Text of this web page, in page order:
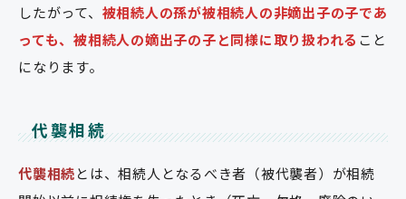
したがって、 被相続人の孫が被相続人の非嫡出子の子であ
っても、被相続人の嫡出子の子と同様に取り扱われる こと
になります。
代襲相続
代襲相続とは、相続人となるべき者（被代襲者）が相続